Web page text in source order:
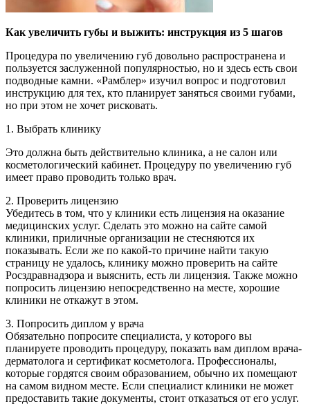
Как увеличить губы и выжить: инструкция из 5 шагов
Процедура по увеличению губ довольно распространена и
пользуется заслуженной популярностью, но и здесь есть свои
подводные камни. «Рамблер» изучил вопрос и подготовил
инструкцию для тех, кто планирует заняться своими губами,
но при этом не хочет рисковать.
1. Выбрать клинику
Это должна быть действительно клиника, а не салон или
косметологический кабинет. Процедуру по увеличению губ
имеет право проводить только врач.
2. Проверить лицензию
Убедитесь в том, что у клиники есть лицензия на оказание
медицинских услуг. Сделать это можно на сайте самой
клиники, приличные организации не стесняются их
показывать. Если же по какой-то причине найти такую
страницу не удалось, клинику можно проверить на сайте
Росздравнадзора и выяснить, есть ли лицензия. Также можно
попросить лицензию непосредственно на месте, хорошие
клиники не откажут в этом.
3. Попросить диплом у врача
Обязательно попросите специалиста, у которого вы
планируете проводить процедуру, показать вам диплом врача-
дерматолога и сертификат косметолога. Профессионалы,
которые гордятся своим образованием, обычно их помещают
на самом видном месте. Если специалист клиники не может
предоставить такие документы, стоит отказаться от его услуг.